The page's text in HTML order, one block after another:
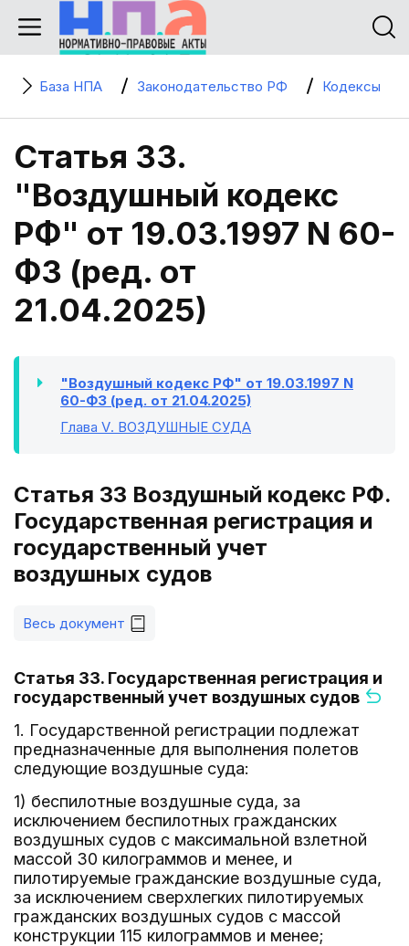
База НПА Законодательство РФ Кодексы
Статья 33.
"Воздушный кодекс
РФ" от 19.03.1997 N 60-
ФЗ (ред. от
21.04.2025)
"Воздушный кодекс РФ" от 19.03.1997 N
60-ФЗ (ред. от 21.04.2025)
Глава V. ВОЗДУШНЫЕ СУДА
Статья 33 Воздушный кодекс РФ.
Государственная регистрация и
государственный учет
воздушных судов
Весь документ
Статья 33. Государственная регистрация и
государственный учет воздушных судов
1. Государственной регистрации подлежат
предназначенные для выполнения полетов
следующие воздушные суда:
1) беспилотные воздушные суда, за
исключением беспилотных гражданских
воздушных судов с максимальной взлетной
массой 30 килограммов и менее, и
пилотируемые гражданские воздушные суда,
за исключением сверхлегких пилотируемых
гражданских воздушных судов с массой
конструкции 115 килограммов и менее;